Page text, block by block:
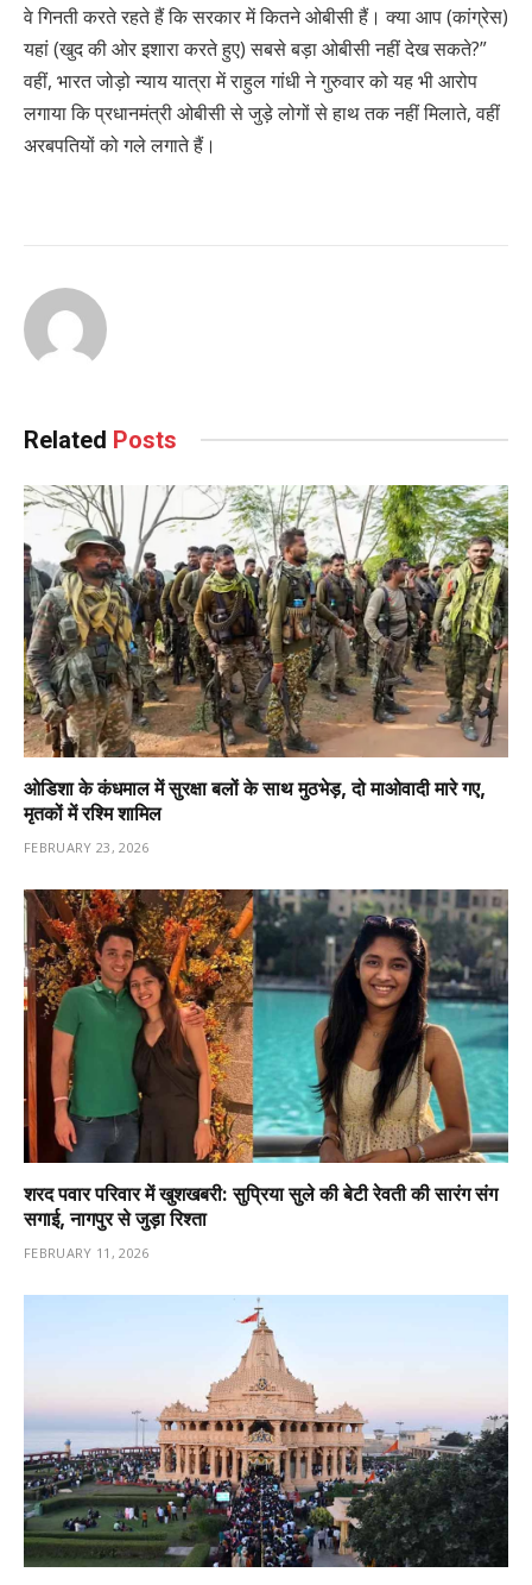
वे गिनती करते रहते हैं कि सरकार में कितने ओबीसी हैं। क्या आप (कांग्रेस)
यहां (खुद की ओर इशारा करते हुए) सबसे बड़ा ओबीसी नहीं देख सकते?”
वहीं, भारत जोड़ो न्याय यात्रा में राहुल गांधी ने गुरुवार को यह भी आरोप
लगाया कि प्रधानमंत्री ओबीसी से जुड़े लोगों से हाथ तक नहीं मिलाते, वहीं
अरबपतियों को गले लगाते हैं।
Related Posts
ओडिशा के कंधमाल में सुरक्षा बलों के साथ मुठभेड़, दो माओवादी मारे गए,
मृतकों में रश्मि शामिल
FEBRUARY 23, 2026
शरद पवार परिवार में खुशखबरी: सुप्रिया सुले की बेटी रेवती की सारंग संग
सगाई, नागपुर से जुड़ा रिश्ता
FEBRUARY 11, 2026